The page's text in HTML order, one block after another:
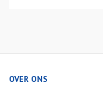
OVER ONS